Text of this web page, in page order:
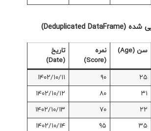
سن (Age)
نمره
(Score)
تاریخ
(Date)
۲۵ ۹۰
۱۴۰۲/۱۰/۱۱
۳۱ ۸۰
۱۴۰۲/۱۰/۱۲
۲۲ ۷۰
۱۴۰۲/۱۰/۱۳
۳۵ ۹۵
۱۴۰۲/۱۰/۱۴